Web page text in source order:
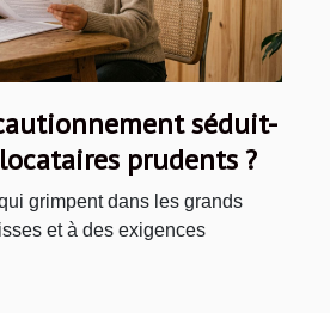
séduit-
prudents ?
grimpent dans les grands
et à des exigences